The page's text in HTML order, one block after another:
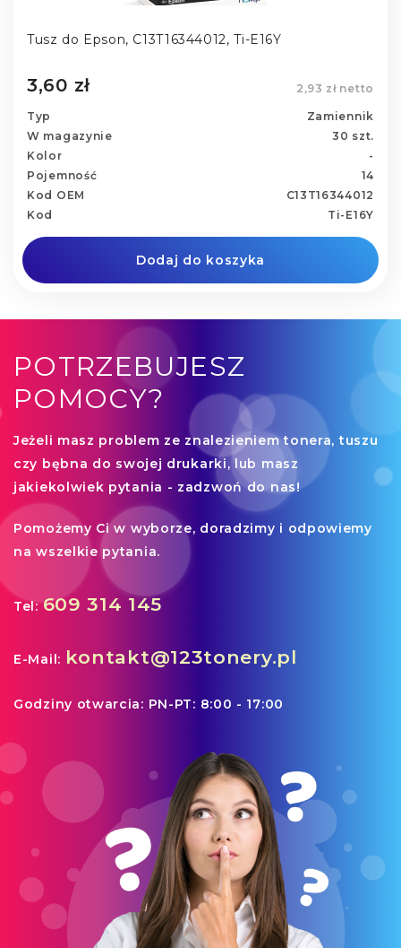
Tusz do Epson, C13T16344012, Ti-E16Y
3,60 zł 2,93 zł netto
Typ
Zamiennik
W magazynie
30 szt.
Kolor
-
Pojemność
14
Kod OEM
C13T16344012
Kod
Ti-E16Y
Dodaj do koszyka
POTRZEBUJESZ
POMOCY?
Jeżeli masz problem ze znalezieniem tonera, tuszu
czy bębna do swojej drukarki, lub masz
jakiekolwiek pytania - zadzwoń do nas!
Pomożemy Ciw wyborze, doradzimy i odpowiemy
na wszelkie pytania.
Tel:609 314 145
E-Mail: kontakt@123tonery.pl
Godziny otwarcia: PN-PT: 8:00 - 17:00